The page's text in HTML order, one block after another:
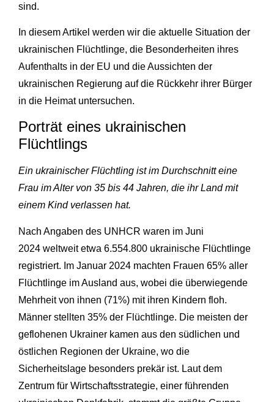
sind.
In diesem Artikel werden wir die aktuelle Situation der
ukrainischen Flüchtlinge, die Besonderheiten ihres
Aufenthalts in der EU und die Aussichten der
ukrainischen Regierung auf die Rückkehr ihrer Bürger
in die Heimat untersuchen.
Porträt eines ukrainischen
Flüchtlings
Ein ukrainischer Flüchtling ist im Durchschnitt eine
Frau im Alter von 35 bis 44 Jahren, die ihr Land mit
einem Kind verlassen hat.
Nach Angaben des UNHCR waren im Juni
2024 weltweit etwa 6.554.800 ukrainische Flüchtlinge
registriert. Im Januar 2024 machten Frauen 65% aller
Flüchtlinge im Ausland aus, wobei die überwiegende
Mehrheit von ihnen (71%) mit ihren Kindern floh.
Männer stellten 35% der Flüchtlinge. Die meisten der
geflohenen Ukrainer kamen aus den südlichen und
östlichen Regionen der Ukraine, wo die
Sicherheitslage besonders prekär ist. Laut dem
Zentrum für Wirtschaftsstrategie, einer führenden